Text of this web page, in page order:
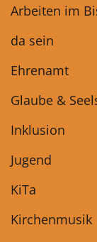
Arbeiten im
da sein
Ehrenamt
Glaube &
Inklusion
Jugend
KiTa
Kirchenmusik